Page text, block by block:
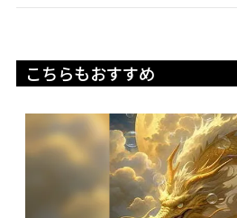
こちらもおすすめ